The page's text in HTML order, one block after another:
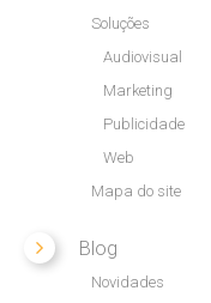
Manutenção
Agência Digital
desenvolver
Soluções
Audiovisual
Marketing
Publicidade
Web
Mapa do site
Blog
Novidades